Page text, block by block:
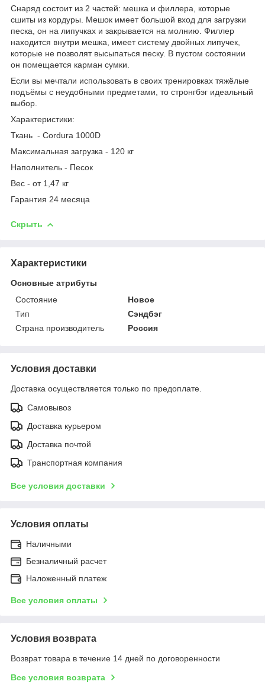
Снаряд состоит из 2 частей: мешка и филлера, которые
сшиты из кордуры. Мешок имеет большой вход для загрузки
песка, он на липучках и закрывается на молнию. Филлер
находится внутри мешка, имеет систему двойных липучек,
которые не позволят высыпаться песку. В пустом состоянии
он помещается карман сумки.
Если вы мечтали использовать в своих тренировках тяжёлые
подъёмы с неудобными предметами, то стронгбэг идеальный
выбор.
Характеристики:
Ткань - Cordura 1000D
Максимальная загрузка - 120 кг
Наполнитель - Песок
Вес - от 1,47 кг
Гарантия 24 месяца
Скрыть
Характеристики
Основные атрибуты
Состояние
Новое
Тип
Сэндбэг
Страна производитель
Россия
Условия доставки
Доставка осуществляется только по предоплате.
Самовывоз
Доставка курьером
Доставка почтой
Транспортная компания
Все условия доставки
Условия оплаты
Наличными
Безналичный расчет
Наложенный платеж
Все условия оплаты
Условия возврата
Возврат товара в течение 14 дней по договоренности
Все условия возврата